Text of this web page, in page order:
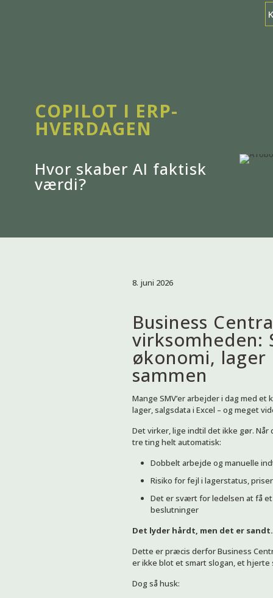
COPILOT I ERP-
HVERDAGEN
Hvor skaber AI faktisk
værdi?
8. juni 2026
Business
virksomheden:
økonomi,
sammen
Mange SMV’er arbejder i dag med
lager, salgsdata i Excel – og meget
Det virker, lige indtil det ikke gør.
tre ting helt automatisk:
Dobbelt arbejde og manuelle
Risiko for fejl i lagerstatus,
Det er svært for ledelsen at få
beslutninger
Det lyder hårdt, men det er sandt.
Dette er præcis derfor Business
er ikke blot et smart slogan, et
Dog så husk: